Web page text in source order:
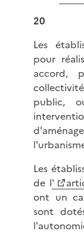
20
Les
pour
accord,
public,
Les
de l'
ont un
sont